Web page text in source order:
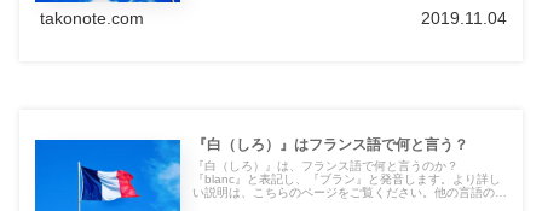
takonote.com 2019.11.04
『白（しろ）』はフランス語で何と言う？
『白（しろ）』は、フランス語で何と言うのか？
『blanc』と表記し、『ブラン』と発音します。より詳し
い説明は、こちらのページをご覧ください。他の言語の言